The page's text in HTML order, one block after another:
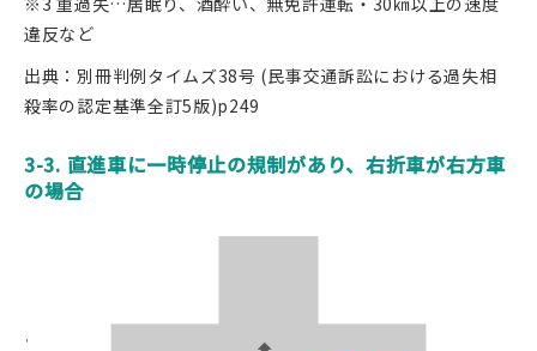
違反など
出典：別冊判例タイムズ38号 (民事交通訴訟における過失相
殺率の認定基準全訂5版)p249
3-3. 直進車に一時停止の規制があり、右折車が右方車
の場合